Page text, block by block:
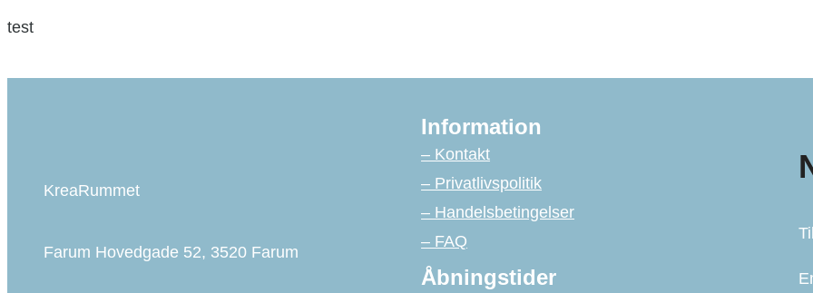
test
KreaRummet
Farum Hovedgade 52, 3520 Farum
Information
– Kontakt
– Privatlivspolitik
– Handelsbetingelser
– FAQ
Åbningstider